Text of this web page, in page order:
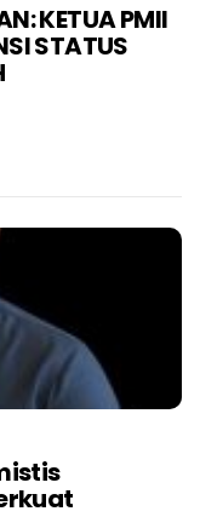
KETUA PMII
STATUS